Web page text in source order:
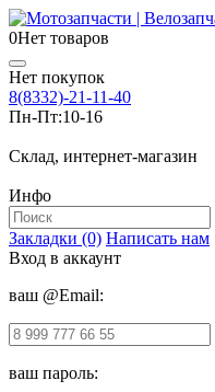
0Нет товаров
Нет покупок
8(8332)-21-11-40
Пн-Пт:10-16
Склад, интернет-магазин
Инфо
Закладки (0) Написать нам
Вход в аккаунт
ваш @Email:
ваш пароль: